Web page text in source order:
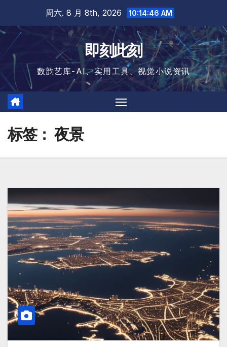
容
周六. 8 月 8th, 2026 10:14:46 AM
即刻此刻
数韵艺库-AI、实用工具、视觉小说资讯
标签： 夜景